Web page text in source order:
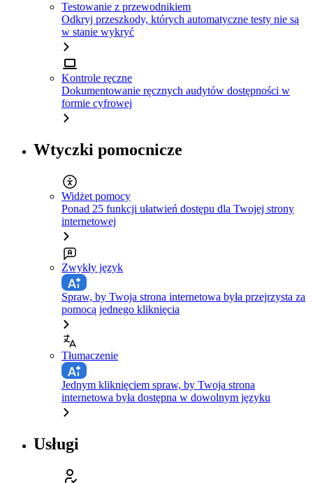
Testowanie z przewodnikiem
Odkryj przeszkody, których automatyczne testy nie są
w stanie wykryć
Kontrole ręczne
Dokumentowanie ręcznych audytów dostępności w
formie cyfrowej
Wtyczki pomocnicze
Widżet pomocy
Ponad 25 funkcji ułatwień dostępu dla Twojej strony
internetowej
Zwykły język
Spraw, by Twoja strona internetowa była przejrzysta za
pomocą jednego kliknięcia
Tłumaczenie
Jednym kliknięciem spraw, by Twoja strona
internetowa była dostępna w dowolnym języku
Usługi